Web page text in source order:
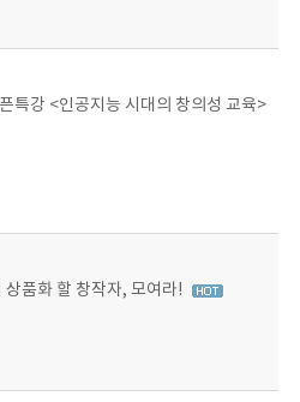
특강 <인공지능 시대의 창의성 교육>
품화 할 창작자, 모여라!